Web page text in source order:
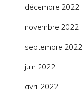
décembre 2022
novembre 2022
septembre 2022
juin 2022
avril 2022